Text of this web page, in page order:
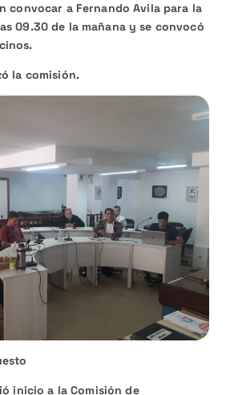
convocar a Fernando Avila para la
09.30 de la mañana y se convocó
la comisión.
inicio a la Comisión de